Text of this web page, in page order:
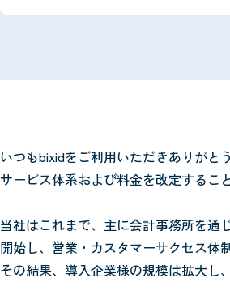
いつもbixidをご利用いただきありがと
サービス体系および料金を改定するこ
当社はこれまで、主に会計事務所を通
開始し、営業・カスタマーサクセス体
その結果、導入企業様の規模は拡大し